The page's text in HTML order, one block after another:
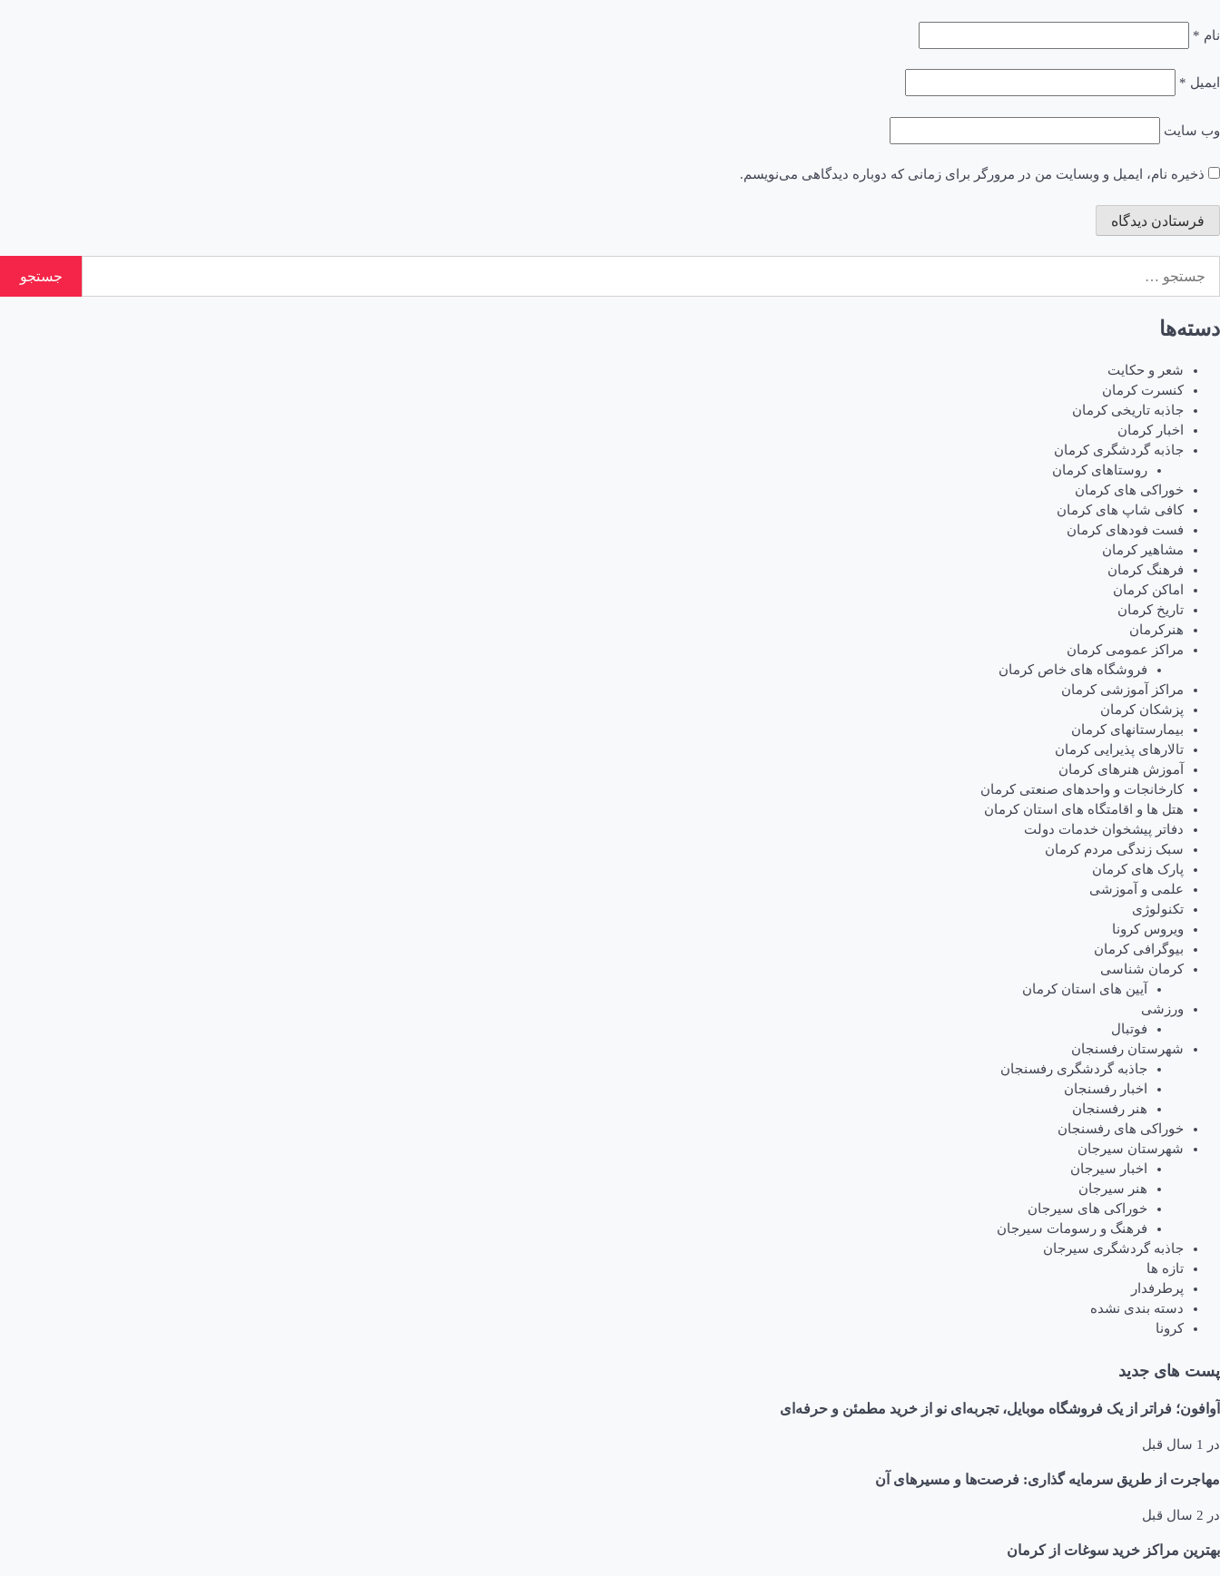
نام *
ایمیل *
وب‌ سایت
ذخیره نام، ایمیل و وبسایت من در مرورگر برای زمانی که دوباره دیدگاهی می‌نویسم.
برای:
دسته‌ها
شعر و حکایت
کنسرت کرمان
جاذبه تاریخی کرمان
اخبار کرمان
جاذبه گردشگری کرمان
روستاهای کرمان
خوراکی های کرمان
کافی شاپ های کرمان
فست فودهای کرمان
مشاهیر کرمان
فرهنگ کرمان
اماکن کرمان
تاریخ کرمان
هنرکرمان
مراکز عمومی کرمان
فروشگاه های خاص کرمان
مراکز آموزشی کرمان
پزشکان کرمان
بیمارستانهای کرمان
تالارهای پذیرایی کرمان
آموزش هنرهای کرمان
کارخانجات و واحدهای صنعتی کرمان
هتل ها و اقامتگاه های استان کرمان
دفاتر پیشخوان خدمات دولت
سبک زندگی مردم کرمان
پارک های کرمان
علمی و آموزشی
تکنولوژی
ویروس کرونا
بیوگرافی کرمان
کرمان شناسی
آیین های استان کرمان
ورزشی
فوتبال
شهرستان رفسنجان
جاذبه گردشگری رفسنجان
اخبار رفسنجان
هنر رفسنجان
خوراکی های رفسنجان
شهرستان سیرجان
اخبار سیرجان
هنر سیرجان
خوراکی های سیرجان
فرهنگ و رسومات سیرجان
جاذبه گردشگری سیرجان
تازه ها
پرطرفدار
دسته بندی نشده
کرونا
پست های جدید
آوافون؛ فراتر از یک فروشگاه موبایل، تجربه‌ای نو از خرید مطمئن و حرفه‌ای
در 1 سال قبل
مهاجرت از طریق سرمایه گذاری: فرصت‌ها و مسیرهای آن
در 2 سال قبل
بهترین مراکز خرید سوغات از کرمان